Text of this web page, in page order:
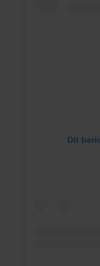
Dit